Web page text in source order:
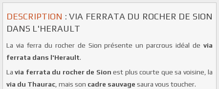
DESCRIPTION : VIA FERRATA DU ROCHER DE SION
DANS L'HERAULT
La via ferra du rocher de Sion présente un parcrous idéal de via
ferrata dans l'Herault.
Lavia ferrata du rocher de Sion est plus courte que sa voisine, la
via du Thaurac , mais son cadre sauvage saura vous toucher.